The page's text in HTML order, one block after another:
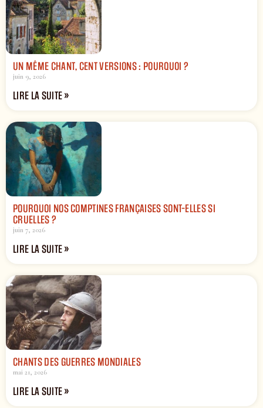
UN MÊME CHANT, CENT VERSIONS : POURQUOI ?
juin 9, 2026
LIRE LA SUITE »
POURQUOI NOS COMPTINES FRANÇAISES SONT-ELLES SI
CRUELLES ?
juin 7, 2026
LIRE LA SUITE »
CHANTS DES GUERRES MONDIALES
mai 21, 2026
LIRE LA SUITE »